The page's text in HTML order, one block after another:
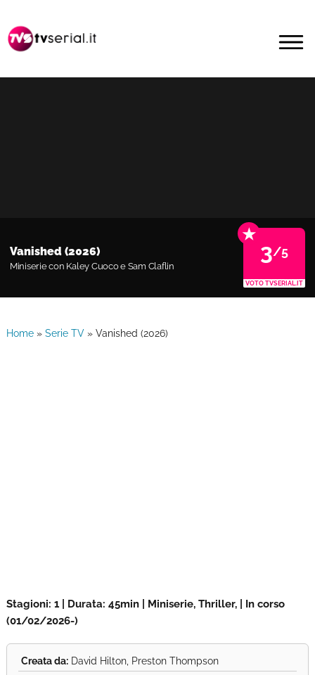
alla
navigazione
contenuto
MENU
Vanished (2026)
Miniserie con Kaley Cuoco e Sam Claflin
★
3/5
VOTO TVSERIAL.IT
Home» Serie TV» Vanished (2026)
Stagioni: 1 | Durata: 45min | Miniserie, Thriller, | In corso
(01/02/2026-)
Creata da:David Hilton, Preston Thompson